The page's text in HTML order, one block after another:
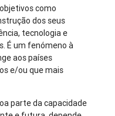
como
dos seus
tecnologia e
É um fenómeno à
aos países
e/ou que mais
parte da capacidade